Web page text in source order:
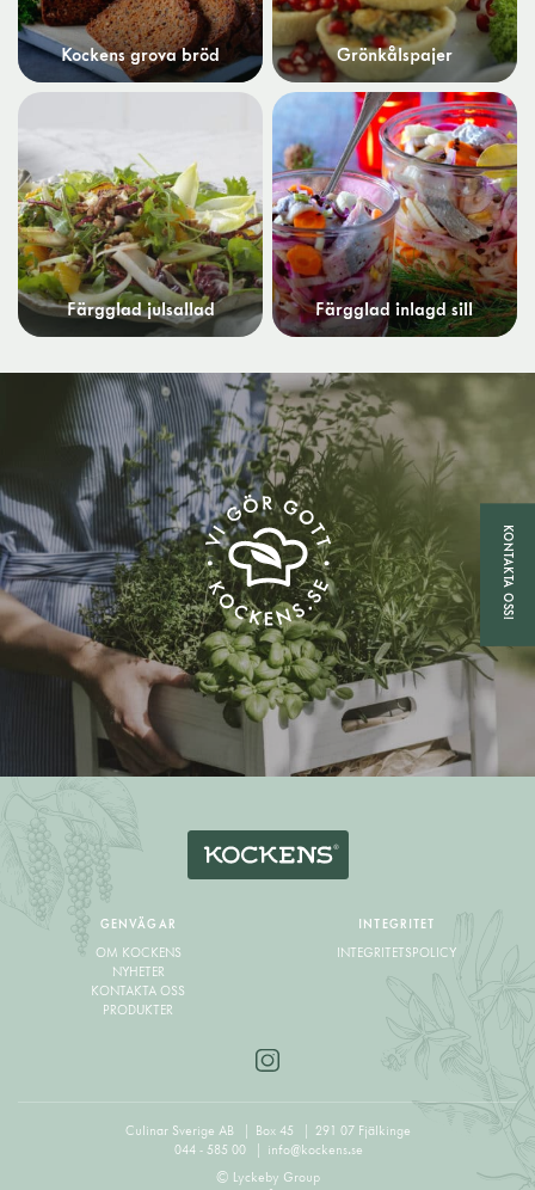
Kockens grova bröd Grönkålspajer
Färgglad julsallad Färgglad inlagd sill
GENVÄGAR
OM KOCKENS
NYHETER
KONTAKTA OSS
PRODUKTER
INTEGRITET
INTEGRITETSPOLICY
© Lyckeby Group
Culinar Sverige AB Box 45
291 07 Fjälkinge
044 - 585 00
info@kockens.se
KONTAKTA OSS!